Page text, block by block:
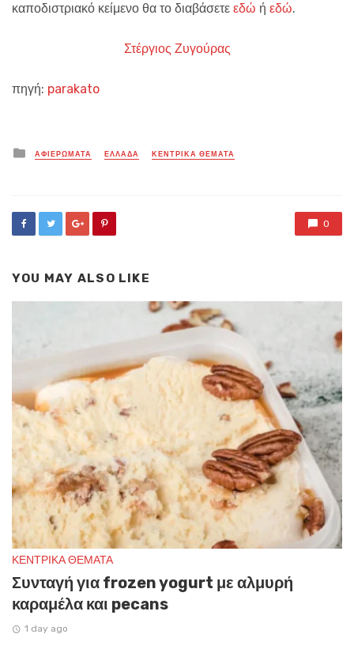
καποδιστριακό κείμενο θα το διαβάσετε εδώ ή εδώ.
Στέργιος Ζυγούρας
πηγή: parakato
Posted
in
ΑΦΙΕΡΩΜΑΤΑ ΕΛΛΑΔΑ ΚΕΝΤΡΙΚΑ ΘΕΜΑΤΑ
0
YOU MAY ALSO LIKE
ΚΕΝΤΡΙΚΑ ΘΕΜΑΤΑ
Συνταγή για frozen yogurt με αλμυρή
καραμέλα και pecans
1 day ago